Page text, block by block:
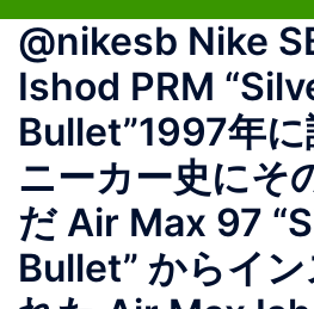
ス
ル
メ
ニ
ュ
ー
@nikesb Nike
Ishod PRM
Bullet”1997年
ニーカー史にそ
だ Air Max 97
Bullet” からイ